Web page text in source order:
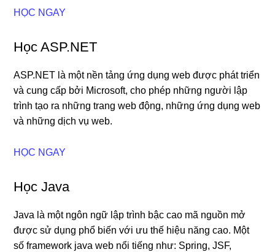
HỌC NGAY
Học ASP.NET
ASP.NET là một nền tảng ứng dụng web được phát triển
và cung cấp bởi Microsoft, cho phép những người lập
trình tạo ra những trang web động, những ứng dụng web
và những dịch vụ web.
HỌC NGAY
Học Java
Java là một ngôn ngữ lập trình bậc cao mã nguồn mở
được sử dụng phổ biến với ưu thế hiệu năng cao. Một
số framework java web nổi tiếng như: Spring, JSF,